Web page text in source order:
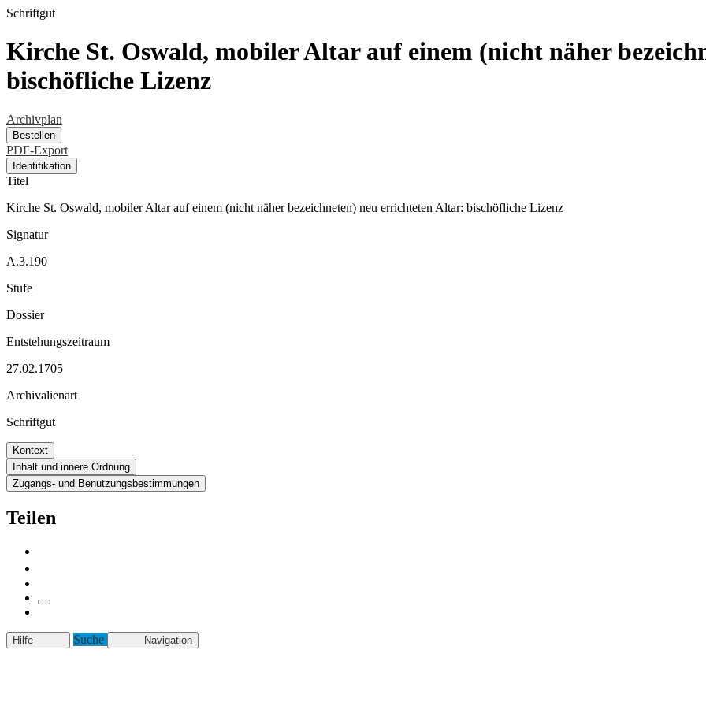
Schriftgut
Kirche St. Oswald, mobiler Altar auf einem (nicht näher
bischöfliche Lizenz
Archivplan
Bestellen
PDF-Export
Identifikation
Titel
Kirche St. Oswald, mobiler Altar auf einem (nicht näher bezeichneten) neu errichteten Altar: bischöfliche Lizenz
Signatur
A.3.190
Stufe
Dossier
Entstehungszeitraum
27.02.1705
Archivalienart
Schriftgut
Kontext
Inhalt und innere Ordnung
Zugangs- und Benutzungsbestimmungen
Teilen
Hilfe Suche Navigation